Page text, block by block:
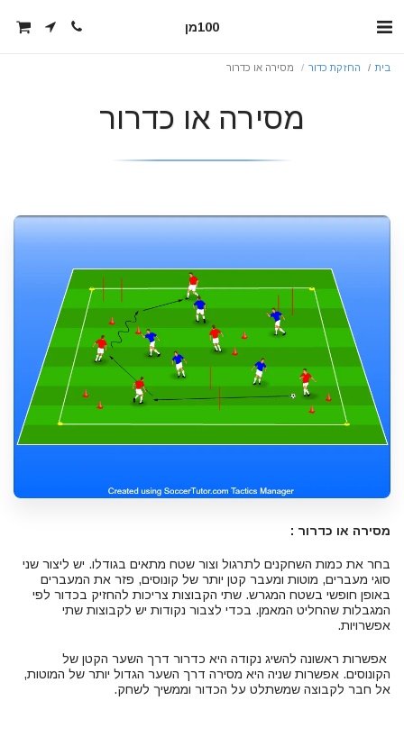
100מן
בית החזקת כדור מסירה או כדרור
מסירה או כדרור
מסירה או כדרור :
בחר את כמות השחקנים לתרגול וצור שטח מתאים בגודלו. יש ליצור שני
סוגי מעברים, מוטות ומעבר קטן יותר של קונוסים, פזר את המעברים
באופן חופשי בשטח המגרש. שתי הקבוצות צריכות להחזיק בכדור לפי
המגבלות שהחליט המאמן. בכדי לצבור נקודות יש לקבוצות שתי
אפשרויות.
אפשרות ראשונה להשיג נקודה היא כדרור דרך השער הקטן של
הקונוסים. אפשרות שניה היא מסירה דרך השער הגדול יותר של המוטות,
אל חבר לקבוצה שמשתלט על הכדור וממשיך לשחק.